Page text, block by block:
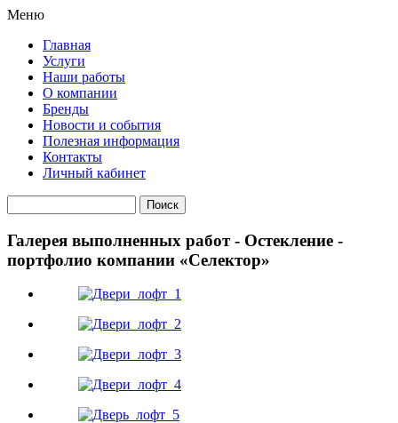
Меню
Главная
Услуги
Наши работы
О компании
Бренды
Новости и события
Полезная информация
Контакты
Личный кабинет
Галерея выполненных работ - Остекление -
портфолио компании «Селектор»